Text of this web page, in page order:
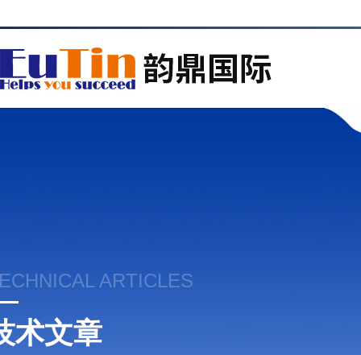
ARTICLES
术文章